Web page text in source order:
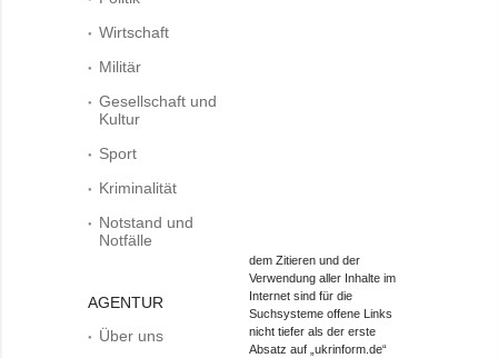
Wirtschaft
Militär
Gesellschaft und
Kultur
Sport
Kriminalität
Notstand und
Notfälle
AGENTUR
Über uns
dem Zitieren und der
Verwendung aller Inhalte im
Internet sind für die
Suchsysteme offene Links
nicht tiefer als der erste
Absatz auf „ukrinform.de“